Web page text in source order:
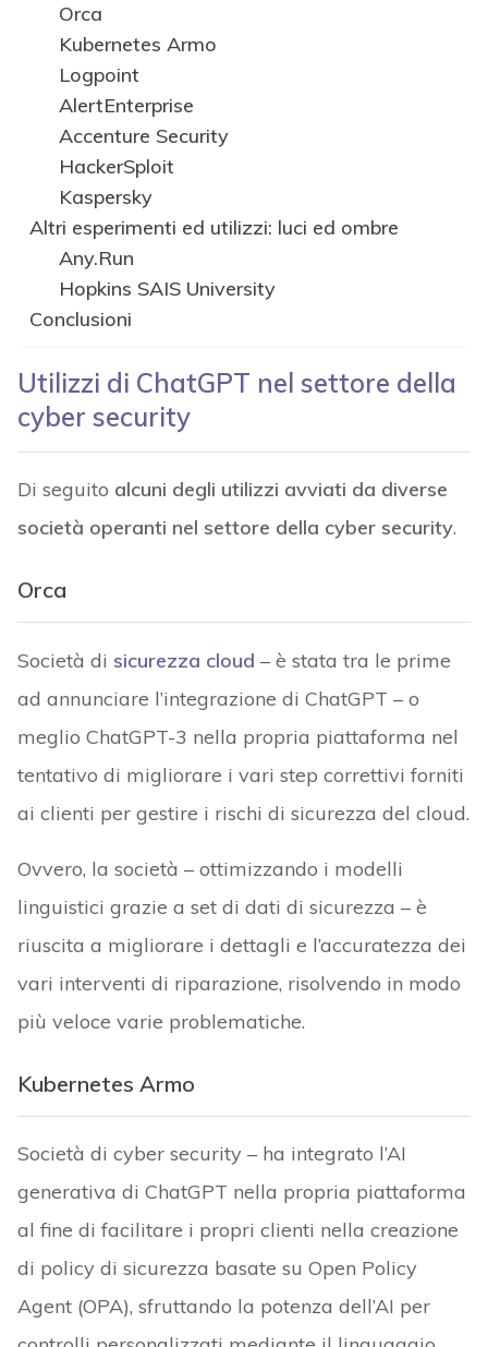
Orca
Kubernetes Armo
Logpoint
AlertEnterprise
Accenture Security
HackerSploit
Kaspersky
Altri esperimenti ed utilizzi: luci ed ombre
Any.Run
Hopkins SAIS University
Conclusioni
Utilizzi di ChatGPT nel settore della
cyber security
Di seguito alcuni degli utilizzi avviati da diverse
società operanti nel settore della cyber security.
Orca
Società di sicurezza cloud – è stata tra le prime
ad annunciare l’integrazione di ChatGPT – o
meglio ChatGPT-3 nella propria piattaforma nel
tentativo di migliorare i vari step correttivi forniti
ai clienti per gestire i rischi di sicurezza del cloud.
Ovvero, la società – ottimizzando i modelli
linguistici grazie a set di dati di sicurezza – è
riuscita a migliorare i dettagli e l’accuratezza dei
vari interventi di riparazione, risolvendo in modo
più veloce varie problematiche.
Kubernetes Armo
Società di cyber security – ha integrato l’AI
generativa di ChatGPT nella propria piattaforma
al fine di facilitare i propri clienti nella creazione
di policy di sicurezza basate su Open Policy
Agent (OPA), sfruttando la potenza dell’AI per